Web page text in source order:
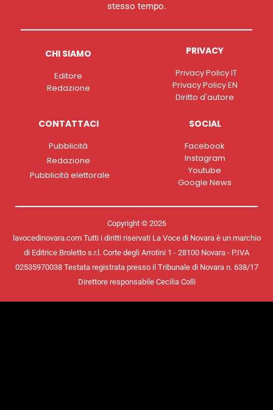
stesso tempo.
CHI SIAMO
Editore
Redazione
PRIVACY
Privacy Policy IT
Privacy Policy EN
Diritto d'autore
CONTATTACI
Pubblicità
Redazione
Pubblicità elettorale
SOCIAL
Facebook
Instagram
Youtube
Google News
Copyright © 2026
lavocedinovara.com Tutti i diritti riservati La Voce di Novara è un marchio
di Editrice Broletto s.r.l. Corte degli Arrotini 1 - 28100 Novara - P.IVA
02535970038 Testata registrata presso il Tribunale di Novara n. 638/17
Direttore responsabile Cecilia Colli